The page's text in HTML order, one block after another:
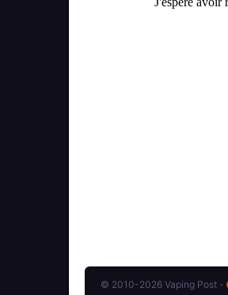
© 2010-2026 Vaping Post -